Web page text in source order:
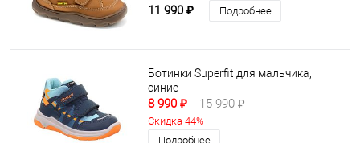
11 990 ₽ Подробнее
Ботинки Superfit для мальчика,
синие
8 990 ₽ 15 990 ₽
Скидка 44%
Подробнее